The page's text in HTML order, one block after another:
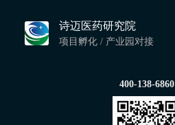
诗迈医药研究院
项目孵化 / 产业园对接
400-138-6860